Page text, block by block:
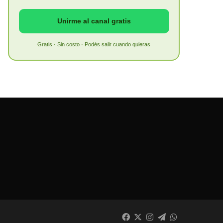
Unirme al canal gratis
Gratis · Sin costo · Podés salir cuando quieras
Facebook
X Instagram
Telegram